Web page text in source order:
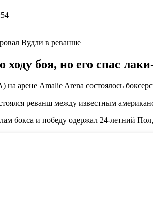
боя, но его спас
арене Amalie Arena состоялось
реванш между известным
бокса и победу одержал 24-летний